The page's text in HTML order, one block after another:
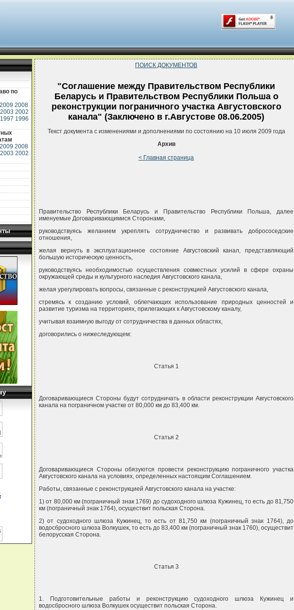
по
2009 2008
2003 2002
1997 1996
2009 2008
2003 2002
ПОИСК ДОКУМЕНТОВ
"Соглашение между Правительством Республики
Беларусь и Правительством Республики Польша о
реконструкции пограничного участка Августовского
канала" (Заключено в г.Августове 08.06.2005)
Текст документа с изменениями и дополнениями по состоянию на 10 июля 2009 года
Архив
< Главная страница
Правительство Республики Беларусь и Правительство Республики Польша, далее
именуемые Договаривающимися Сторонами,
руководствуясь желанием укреплять сотрудничество и развивать добрососедские
отношения,
желая вернуть в эксплуатационное состояние Августовский канал, представляющий
большую историческую ценность,
руководствуясь необходимостью осуществления совместных усилий в сфере охраны
окружающей среды и культурного наследия Августовского канала,
желая урегулировать вопросы, связанные с реконструкцией Августовского канала,
стремясь к созданию условий, облегчающих использование природных ценностей и
развитие туризма на территориях, прилегающих к Августовскому каналу,
учитывая взаимную выгоду от сотрудничества в данных областях,
договорились о нижеследующем:
Статья 1
Договаривающиеся Стороны будут сотрудничать в области реконструкции Августовского
канала на пограничном участке от 80,000 км до 83,400 км.
Статья 2
Договаривающиеся Стороны обязуются провести реконструкцию пограничного участка
Августовского канала на условиях, определенных настоящим Соглашением.
Работы, связанные с реконструкцией Августовского канала на участке:
1) от 80,000 км (пограничный знак 1769) до судоходного шлюза Кужинец, то есть до 81,750
км (пограничный знак 1764), осуществит польская Сторона.
2) от судоходного шлюза Кужинец, то есть от 81,750 км (пограничный знак 1764), до
водосбросного шлюза Волкушек, то есть до 83,400 км (пограничный знак 1760), осуществит
белорусская Сторона.
Статья 3
1. Подготовительные работы и реконструкцию судоходного шлюза Кужинец и
водосбросного шлюза Волкушек осуществит польская Сторона.